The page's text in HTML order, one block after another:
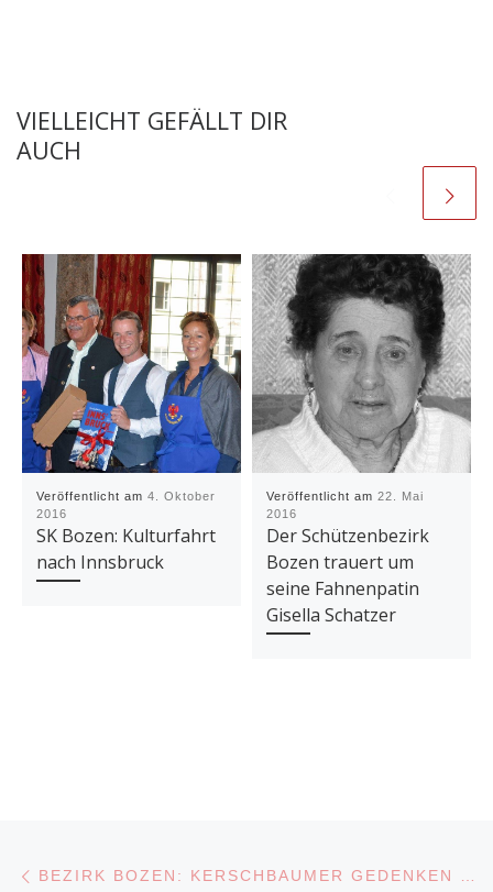
VIELLEICHT GEFÄLLT DIR
AUCH
Veröffentlicht am 4. Oktober
2016
SK Bozen: Kulturfahrt
nach Innsbruck
Veröffentlicht am 22. Mai
2016
Der Schützenbezirk
Bozen trauert um
seine Fahnenpatin
Gisella Schatzer